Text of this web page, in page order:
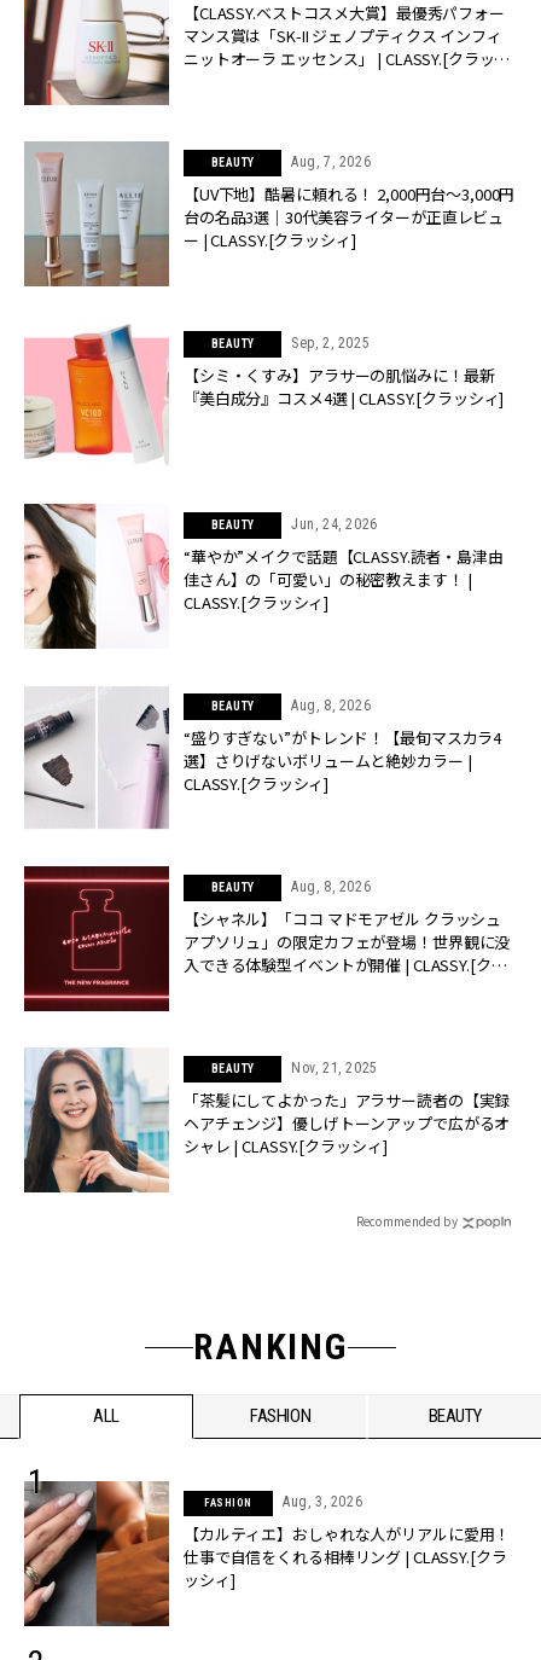
【CLASSY.ベストコスメ大賞】最優秀パフォー
マンス賞は「SK-II ジェノプティクス インフィ
ニットオーラ エッセンス」 | CLASSY.[クラッシ
BEAUTY Aug, 7, 2026
【UV下地】酷暑に頼れる！ 2,000円台〜3,000円
台の名品3選｜30代美容ライターが正直レビュ
ー | CLASSY.[クラッシィ]
BEAUTY Sep, 2, 2025
【シミ・くすみ】アラサーの肌悩みに！最新
『美白成分』コスメ4選 | CLASSY.[クラッシィ]
BEAUTY Jun, 24, 2026
“華やか”メイクで話題【CLASSY.読者・島津由
佳さん】の「可愛い」の秘密教えます！ |
CLASSY.[クラッシィ]
BEAUTY Aug, 8, 2026
“盛りすぎない”がトレンド！【最旬マスカラ4
選】さりげないボリュームと絶妙カラー |
CLASSY.[クラッシィ]
BEAUTY Aug, 8, 2026
【シャネル】「ココ マドモアゼル クラッシュ
アプソリュ」の限定カフェが登場！世界観に没
入できる体験型イベントが開催 | CLASSY.[クラ
BEAUTY Nov, 21, 2025
「茶髪にしてよかった」アラサー読者の【実録
ヘアチェンジ】優しげトーンアップで広がるオ
シャレ | CLASSY.[クラッシィ]
Recommended by
RANKING
ALL FASHION BEAUTY
FASHION Aug, 3, 2026
【カルティエ】おしゃれな人がリアルに愛用！
仕事で自信をくれる相棒リング | CLASSY.[クラ
ッシィ]